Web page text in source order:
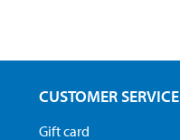
CUSTOMER SERVICE
Gift card